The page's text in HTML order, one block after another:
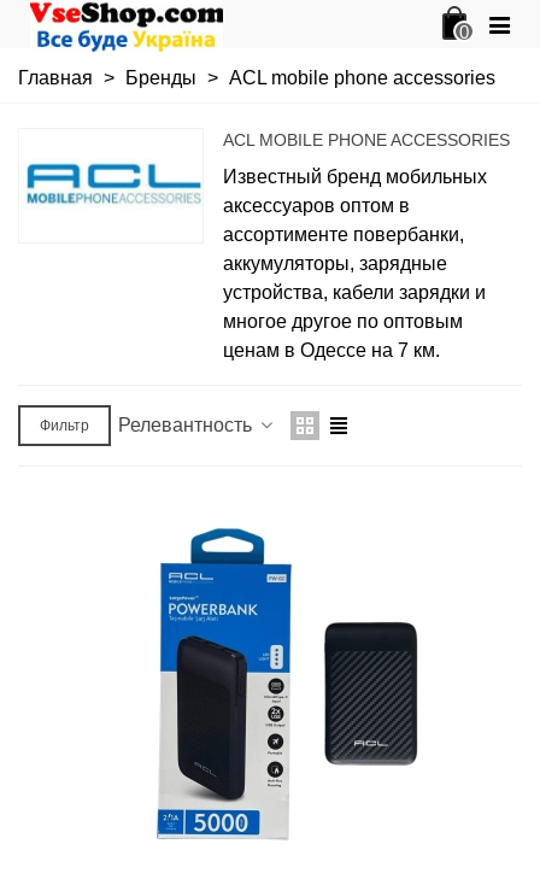
0
Главная > Бренды > ACL mobile phone accessories
ACL MOBILE PHONE ACCESSORIES
Известный бренд мобильных
аксессуаров оптом в
ассортименте повербанки,
аккумуляторы, зарядные
устройства, кабели зарядки и
многое другое по оптовым
ценам в Одессе на 7 км.
Фильтр Релевантность